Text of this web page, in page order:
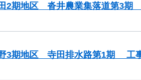
2期地区 沓井農業集落道第3
3期地区 寺田排水路第1期 工